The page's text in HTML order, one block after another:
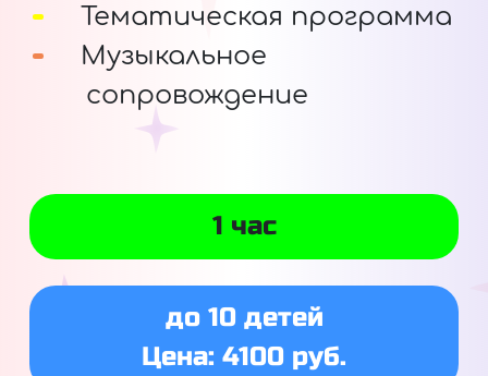
Тематическая программа
Музыкальное
сопровождение
1 час
до 10 детей
Цена: 4100 руб.